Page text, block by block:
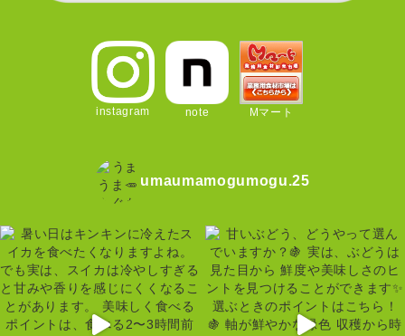
instagram note Mマート
umaumamogumogu.25